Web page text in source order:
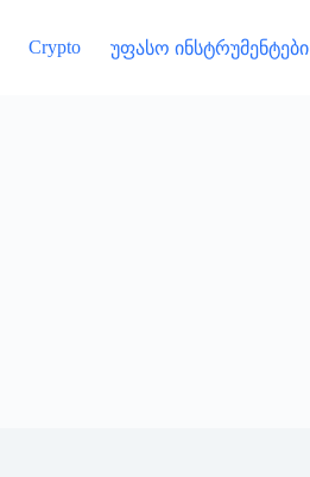
Crypto უფასო ინსტრუმენტები